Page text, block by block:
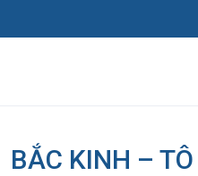
BẮC KINH –